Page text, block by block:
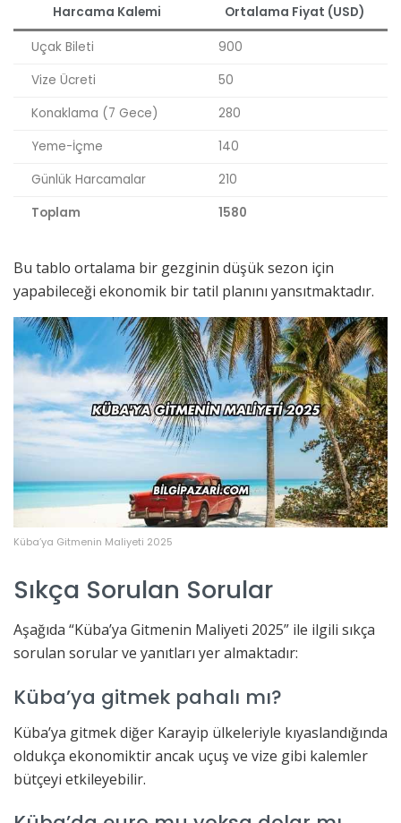
Harcama Kalemi Ortalama Fiyat (USD)
Uçak Bileti
900
Vize Ücreti
50
Konaklama (7 Gece)
280
Yeme-İçme
140
Günlük Harcamalar
210
Toplam
1580
Bu tablo ortalama bir gezginin düşük sezon için
yapabileceği ekonomik bir tatil planını yansıtmaktadır.
Küba’ya Gitmenin Maliyeti 2025
Sıkça Sorulan Sorular
Aşağıda “Küba’ya Gitmenin Maliyeti 2025” ile ilgili sıkça
sorulan sorular ve yanıtları yer almaktadır:
Küba’ya gitmek pahalı mı?
Küba’ya gitmek diğer Karayip ülkeleriyle kıyaslandığında
oldukça ekonomiktir ancak uçuş ve vize gibi kalemler
bütçeyi etkileyebilir.